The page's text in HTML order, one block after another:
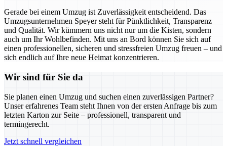
Gerade bei einem Umzug ist Zuverlässigkeit entscheidend. Das
Umzugsunternehmen Speyer steht für Pünktlichkeit, Transparenz
und Qualität. Wir kümmern uns nicht nur um die Kisten, sondern
auch um Ihr Wohlbefinden. Mit uns an Bord können Sie sich auf
einen professionellen, sicheren und stressfreien Umzug freuen – und
sich endlich auf Ihre neue Heimat konzentrieren.
Wir sind für Sie da
Sie planen einen Umzug und suchen einen zuverlässigen Partner?
Unser erfahrenes Team steht Ihnen von der ersten Anfrage bis zum
letzten Karton zur Seite – professionell, transparent und
termingerecht.
Jetzt schnell vergleichen